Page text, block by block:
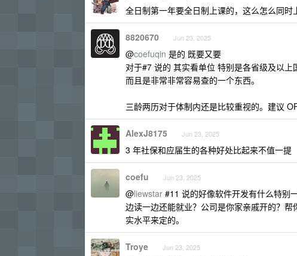
全日制第一年要全日制上课的，这么怎么同时
8820670 Jun 23, 2025
@coefuqin 是的 既要又要
对于#7 说的 其实看单位 特别是各省级及以上
而且是非常非常容易查的一个东西。
三龄两历对于体制内还是比较重视的。建议
AlexJ8175 Jun 23, 2025
3 年社保和应届生的各种好处比起来不值一提
coefu Jun 23, 2025
@liewstar #11 说的好像软件开发有什么特别
边读一边还能就业？公司是你家亲戚开的？
实水平来定的。
Troye Jun 23, 2025